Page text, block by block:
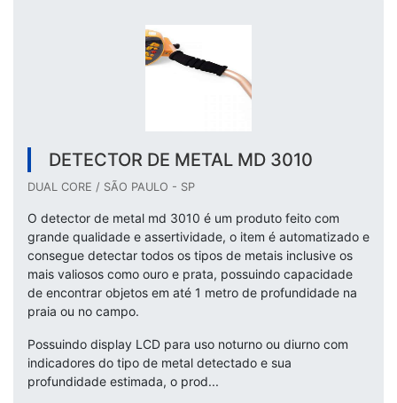
DETECTOR DE METAL MD 3010
DUAL CORE / SÃO PAULO - SP
O detector de metal md 3010 é um produto feito com
grande qualidade e assertividade, o item é automatizado e
consegue detectar todos os tipos de metais inclusive os
mais valiosos como ouro e prata, possuindo capacidade
de encontrar objetos em até 1 metro de profundidade na
praia ou no campo.
Possuindo display LCD para uso noturno ou diurno com
indicadores do tipo de metal detectado e sua
profundidade estimada, o prod...